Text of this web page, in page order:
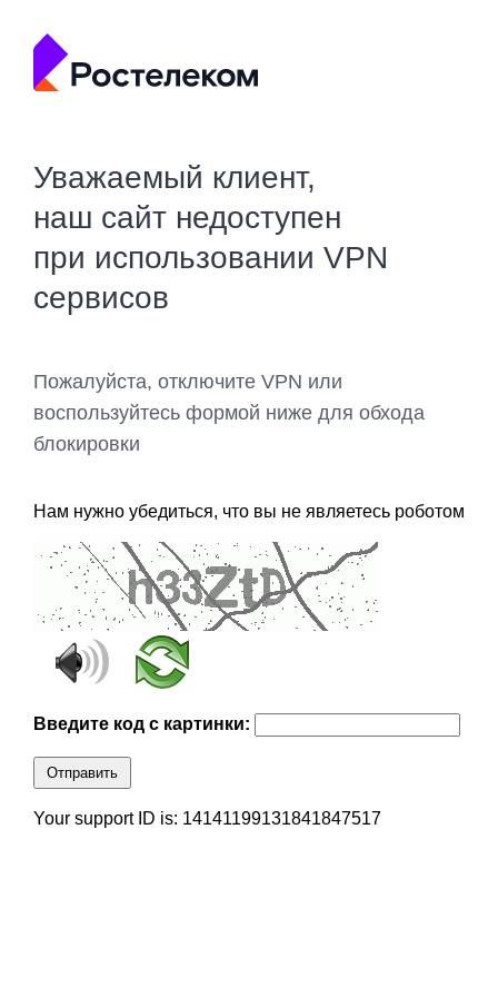
Уважаемый клиент,
наш сайт недоступен
при использовании VPN
сервисов
Пожалуйста, отключите VPN или
воспользуйтесь формой ниже для обхода
блокировки
Нам нужно убедиться, что вы не являетесь роботом
Введите код с картинки:
Отправить
Your support ID is: 14141199131841847517